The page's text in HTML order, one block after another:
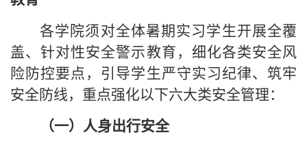
各学院须对全体暑期实习学生开展全覆
盖、针对性安全警示教育，细化各类安全风
险防控要点，引导学生严守实习纪律、筑牢
安全防线，重点强化以下六大类安全管理：
（一）人身出行安全